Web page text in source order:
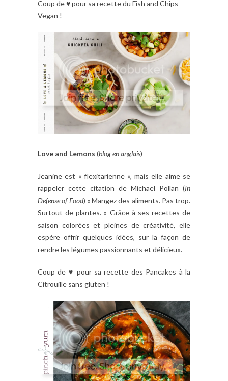
Coup de ♥ pour sa recette du Fish and Chips
Vegan !
Love and Lemons (blog en anglais)
Jeanine est « flexitarienne », mais elle aime se
rappeler cette citation de Michael Pollan (In
Defenseof Food) «Mangez des aliments. Pas trop.
Surtout de plantes. » Grâce à ses recettes de
saison colorées et pleines de créativité, elle
espère offrir quelques idées, sur la façon de
rendre les légumes passionnants et délicieux.
Coup de ♥ pour sa recette des Pancakes à la
Citrouille sans gluten !